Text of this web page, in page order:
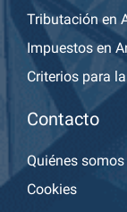
Tributación en
Impuestos en
Criterios para
Contacto
Quiénes somos
Cookies